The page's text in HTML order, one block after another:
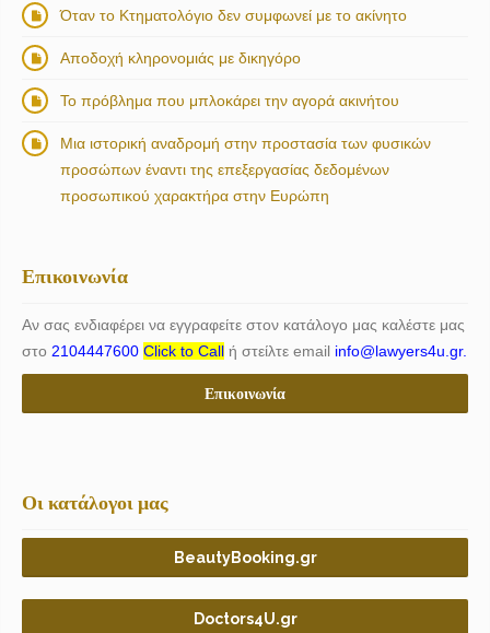
Όταν το Κτηματολόγιο δεν συμφωνεί με το ακίνητο
Αποδοχή κληρονομιάς με δικηγόρο
Το πρόβλημα που μπλοκάρει την αγορά ακινήτου
Μια ιστορική αναδρομή στην προστασία των φυσικών
προσώπων έναντι της επεξεργασίας δεδομένων
προσωπικού χαρακτήρα στην Ευρώπη
Επικοινωνία
Αν σας ενδιαφέρει να εγγραφείτε στον κατάλογο μας καλέστε μας
στο 2104447600 Click to Call ή στείλτε email info@lawyers4u.gr.
Επικοινωνία
Οι κατάλογοι μας
BeautyBooking.gr
Doctors4U.gr